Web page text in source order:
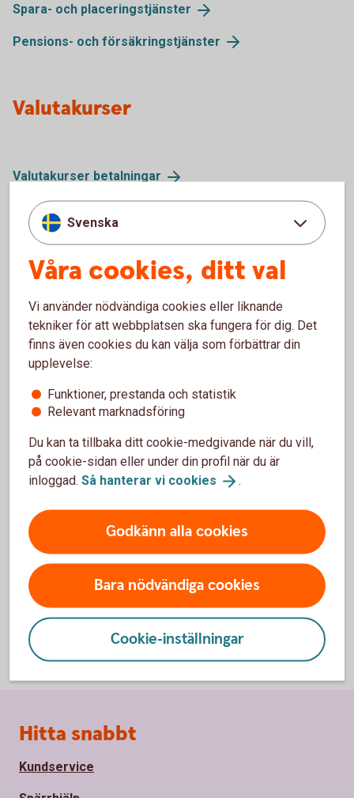
Spara- och placeringstjänster
Pensions- och försäkringstjänster
Valutakurser
Valutakurser betalningar
Privat – räntor, priser och
Räntor, kurser och priser för flera av våra tjänster
riktade till privatpersoner.
För att se detta innehåll behöver du först
och statistik.
Inställningar för cookies
Svenska
Våra cookies, ditt val
Vi använder nödvändiga cookies eller liknande
tekniker för att webbplatsen ska fungera för dig. Det
finns även cookies du kan välja som förbättrar din
upplevelse:
Funktioner, prestanda och statistik
Relevant marknadsföring
Du kan ta tillbaka ditt cookie-medgivande när du vill,
på cookie-sidan eller under din profil när du är
inloggad. Så hanterar vi cookies .
Godkänn alla cookies
Bara nödvändiga cookies
Cookie-inställningar
Sidfot
Hitta snabbt
Kundservice